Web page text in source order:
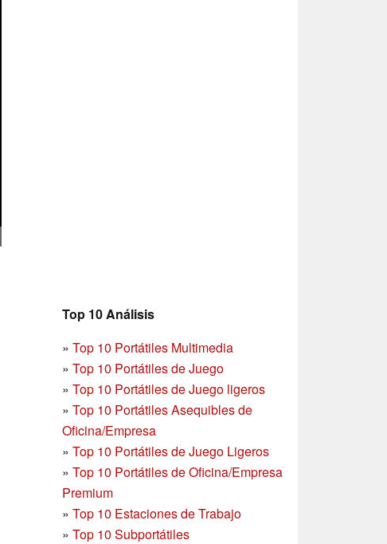
Top 10 Análisis
» Top 10 Portátiles Multimedia
» Top 10 Portátiles de Juego
» Top 10 Portátiles de Juego ligeros
» Top 10 Portátiles Asequibles de
Oficina/Empresa
» Top 10 Portátiles de Juego Ligeros
» Top 10 Portátiles de Oficina/Empresa
Premium
» Top 10 Estaciones de Trabajo
» Top 10 Subportátiles